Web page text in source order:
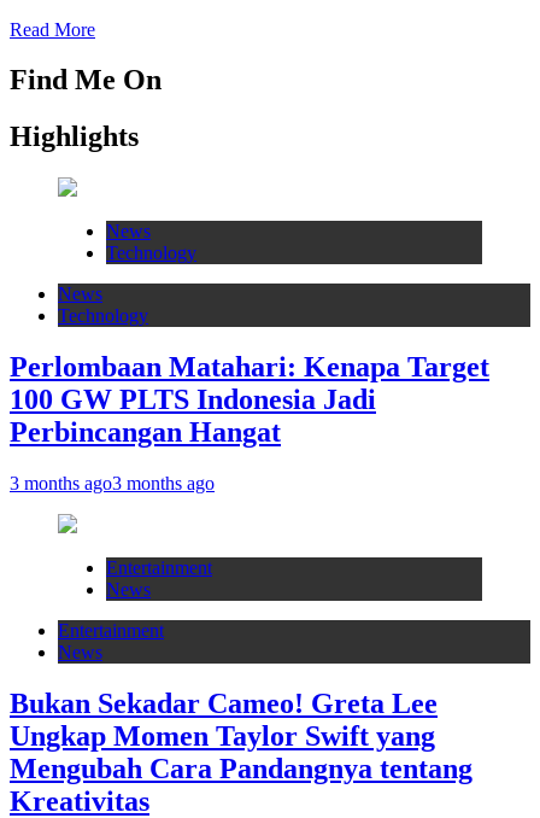
Read More
Find Me On
Highlights
News
Technology
News
Technology
Perlombaan Matahari: Kenapa Target
100 GW PLTS Indonesia Jadi
Perbincangan Hangat
3 months ago3 months ago
Entertainment
News
Entertainment
News
Bukan Sekadar Cameo! Greta Lee
Ungkap Momen Taylor Swift yang
Mengubah Cara Pandangnya tentang
Kreativitas